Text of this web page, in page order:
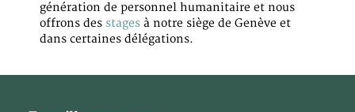
génération de personnel humanitaire et nous
offrons des stages à notre siège de Genève et
dans certaines délégations.